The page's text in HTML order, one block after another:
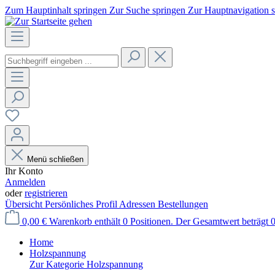
Zum Hauptinhalt springen Zur Suche springen Zur Hauptnavigation
Menü schließen
Ihr Konto
Anmelden
oderregistrieren
Übersicht Persönliches Profil Adressen Bestellungen
0,00 € Warenkorb enthält 0 Positionen. Der Gesamtwert beträgt
Home
Holzspannung
Zur Kategorie Holzspannung